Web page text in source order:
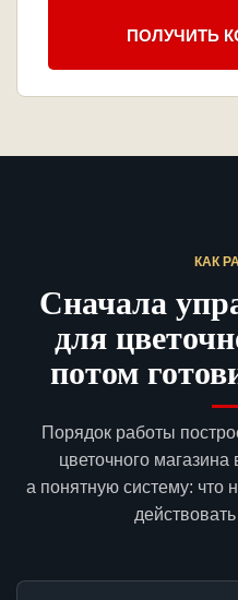
ПОЛУЧИТЬ
КАК
Сначала
для
потом
Порядок работы
цветочного
а понятную систему: что